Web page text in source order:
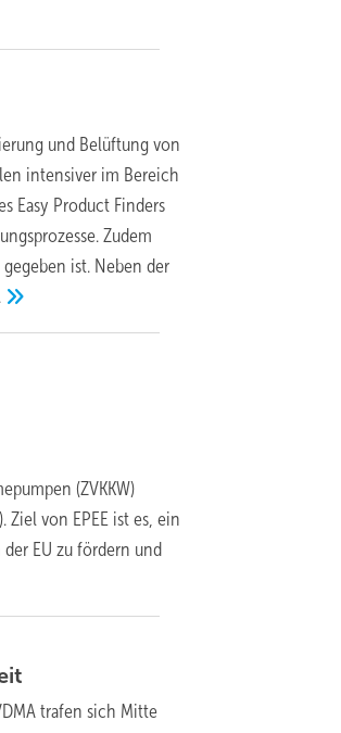
und Belüftung von
intensiver im Bereich
Easy Product Finders
Zudem
ist. Neben der
(ZVKKW)
von EPEE ist es, ein
EU zu fördern und
trafen sich Mitte